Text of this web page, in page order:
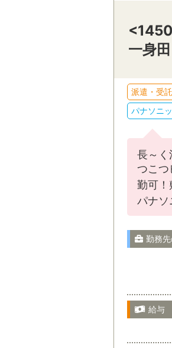
一身田
派遣・受
パナソニ
長～く
つこ
勤可
パナソ
勤務
給与